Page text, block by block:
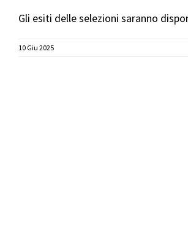
Gli esiti delle selezioni saranno
10 Giu 2025